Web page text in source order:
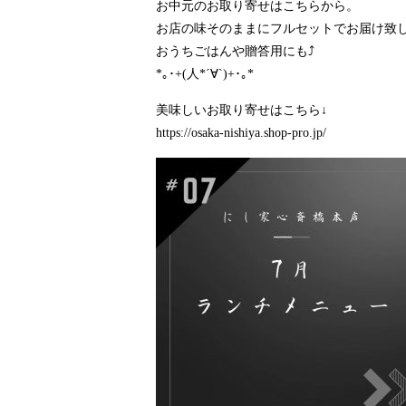
お中元のお取り寄せはこちらから。
お店の味そのままにフルセットでお届け致し
おうちごはんや贈答用にも⤴️
*｡･+(人*´∀`)+･｡*
美味しいお取り寄せはこちら↓
https://osaka-nishiya.shop-pro.jp/